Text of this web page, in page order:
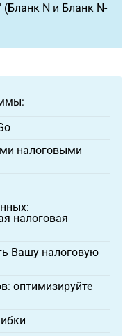
N и Бланк N-
налоговыми
налоговая
Вашу налоговую
оптимизируйте